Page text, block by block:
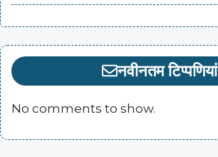
नवीनतम टिप्पणियां
No comments to show.